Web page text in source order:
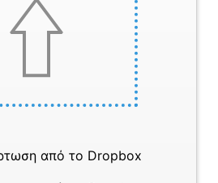
από το Dropbox